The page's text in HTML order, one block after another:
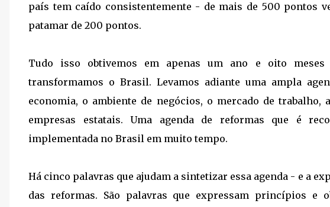
país tem caído consistentemente - de mais de 500 pontos
patamar de 200 pontos.
Tudo isso obtivemos em apenas um ano e oito meses
transformamos o Brasil. Levamos adiante uma ampla
economia, o ambiente de negócios, o mercado de trabalho,
empresas estatais. Uma agenda de reformas que é
implementada no Brasil em muito tempo.
Há cinco palavras que ajudam a sintetizar essa agenda - e a
das reformas. São palavras que expressam princípios e